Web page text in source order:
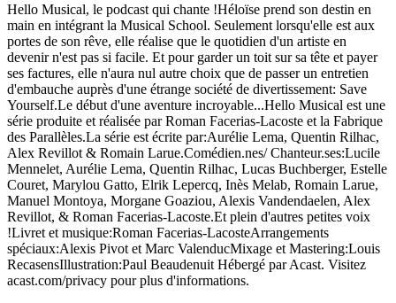
Hello Musical, le podcast qui chante !Héloïse prend son destin en
main en intégrant la Musical School. Seulement lorsqu'elle est aux
portes de son rêve, elle réalise que le quotidien d'un artiste en
devenir n'est pas si facile. Et pour garder un toit sur sa tête et payer
ses factures, elle n'aura nul autre choix que de passer un entretien
d'embauche auprès d'une étrange société de divertissement: Save
Yourself.Le début d'une aventure incroyable...Hello Musical est une
série produite et réalisée par Roman Facerias-Lacoste et la Fabrique
des Parallèles.La série est écrite par:Aurélie Lema, Quentin Rilhac,
Alex Revillot & Romain Larue.Comédien.nes/ Chanteur.ses:Lucile
Mennelet, Aurélie Lema, Quentin Rilhac, Lucas Buchberger, Estelle
Couret, Marylou Gatto, Elrik Lepercq, Inès Melab, Romain Larue,
Manuel Montoya, Morgane Goaziou, Alexis Vandendaelen, Alex
Revillot, & Roman Facerias-Lacoste.Et plein d'autres petites voix
!Livret et musique:Roman Facerias-LacosteArrangements
spéciaux:Alexis Pivot et Marc ValenducMixage et Mastering:Louis
RecasensIllustration:Paul Beaudenuit Hébergé par Acast. Visitez
acast.com/privacy pour plus d'informations.